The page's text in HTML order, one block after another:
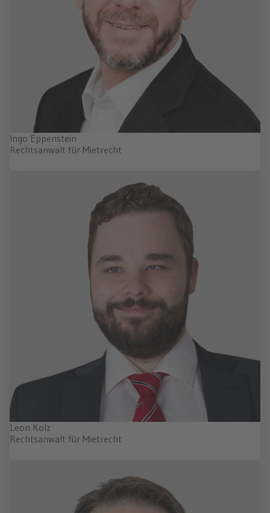
Ingo Eppenstein
Rechtsanwalt für Mietrecht
Leon Kolz
Rechtsanwalt für Mietrecht